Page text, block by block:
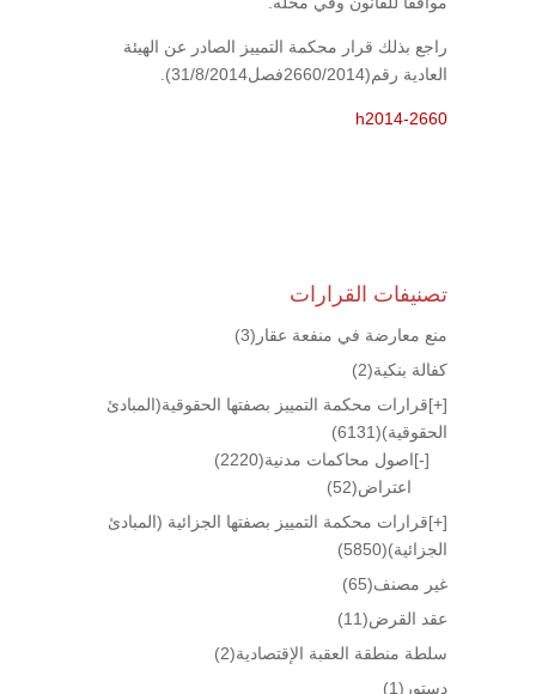
راجع بذلك قرار محكمة التمييز الصادر عن الهيئة
العادية رقم(2660/2014فصل31/8/2014).
h2014-2660
تصنيفات القرارات
منع معارضة في منفعة عقار (3)
كفالة بنكية(2)
[+]قرارات محكمة التمييز بصفتها الحقوقية(المبادئ
الحقوقية)(6131)
[-]اصول محاكمات مدنية(2220)
اعتراض(52)
[+]قرارات محكمة التمييز بصفتها الجزائية (المبادئ
الجزائية)(5850)
غير مصنف(65)
عقد القرض(11)
سلطة منطقة العقبة الإقتصادية(2)
دستور (1)